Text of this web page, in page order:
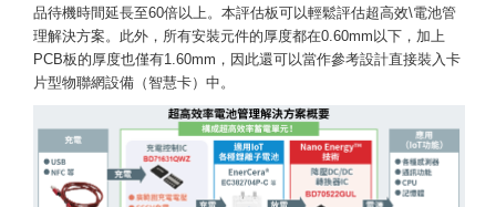
品待機時間延長至60倍以上。本評估板可以輕鬆評估超高效\電池管
理解決方案。此外，所有安裝元件的厚度都在0.60mm以下，加上
PCB板的厚度也僅有1.60mm，因此還可以當作參考設計直接裝入卡
片型物聯網設備（智慧卡）中。